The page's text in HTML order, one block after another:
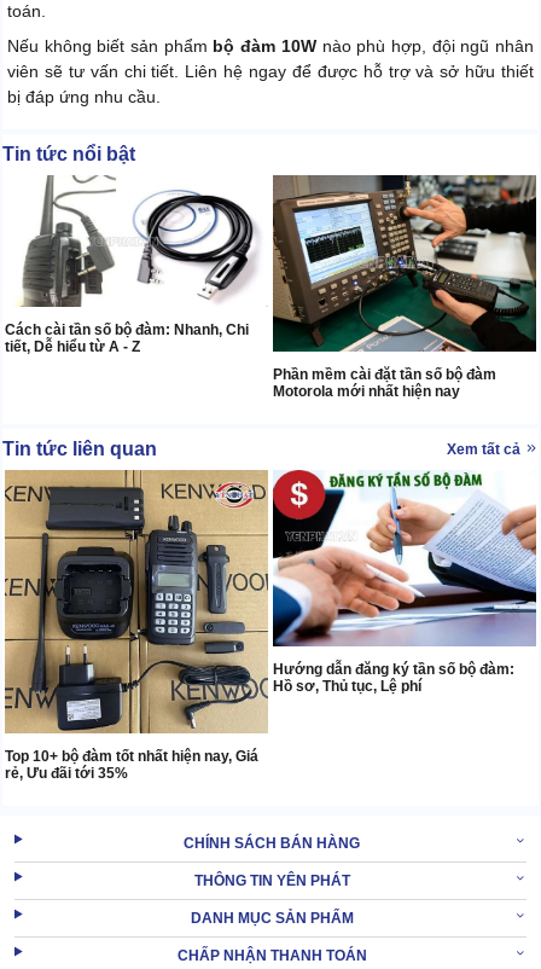
toán.
Nếu không biết sản phẩm bộ đàm 10Wnào phù hợp, đội ngũ nhân
viên sẽ tư vấn chi tiết. Liên hệ ngay để được hỗ trợ và sở hữu thiết
bị đáp ứng nhu cầu.
Tin tức nổi bật
Cách cài tần số bộ đàm: Nhanh, Chi
tiết, Dễ hiểu từ A - Z
Phần mềm cài đặt tần số bộ đàm
Motorola mới nhất hiện nay
Tin tức liên quan Xem tất cả
Top 10+ bộ đàm tốt nhất hiện nay, Giá
rẻ, Ưu đãi tới 35%
Hướng dẫn đăng ký tần số bộ đàm:
Hồ sơ, Thủ tục, Lệ phí
CHÍNH SÁCH BÁN HÀNG
THÔNG TIN YÊN PHÁT
DANH MỤC SẢN PHẨM
CHẤP NHẬN THANH TOÁN